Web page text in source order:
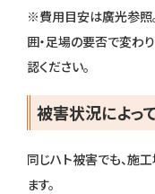
※費用目安は廣光参照
囲・足場の要否で変わ
認ください。
被害状況によっ
同じハト被害でも、施
ます。